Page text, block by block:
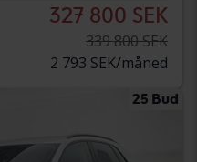
327 800 SEK
339 800 SEK
2 793 SEK/måned
25 Bud